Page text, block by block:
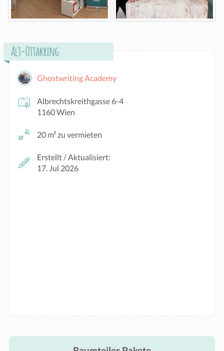
Alt-Ottakring
Ghostwriting Academy
Albrechtskreithgasse 6-4
1160 Wien
20 m² zu vermieten
Erstellt / Aktualisiert:
17. Jul 2026